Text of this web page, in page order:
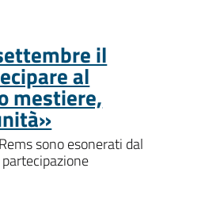
il
al
mestiere,
sono esonerati dal